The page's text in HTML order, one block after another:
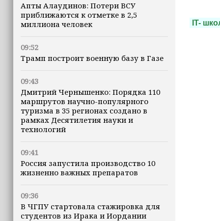
Апты Алаудинов: Потери ВСУ
приближаются к отметке в 2,5
миллиона человек
09:52
Трамп построит военную базу в Газе
09:43
Дмитрий Чернышенко: Порядка 110
маршрутов научно-популярного
туризма в 35 регионах создано в
рамках Десятилетия науки и
технологий
09:41
Россия запустила производство 10
жизненно важных препаратов
09:36
В ЧГПУ стартовала стажировка для
студентов из Ирака и Иордании
IT-